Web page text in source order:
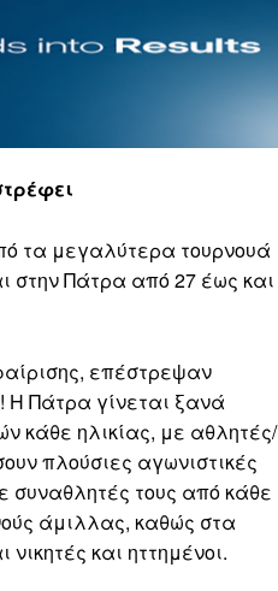
τα μεγαλύτερα τουρνουά
στην Πάτρα από 27 έως και
επέστρεψαν
Η Πάτρα γίνεται ξανά
κάθε ηλικίας, με αθλητές/
πλούσιες αγωνιστικές
συναθλητές τους από κάθε
άμιλλας, καθώς στα
και ηττημένοι.